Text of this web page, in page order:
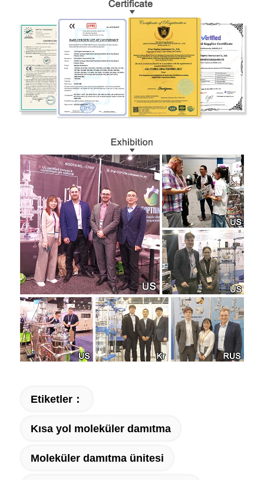
Etiketler：
Kısa yol moleküler damıtma
Moleküler damıtma ünitesi